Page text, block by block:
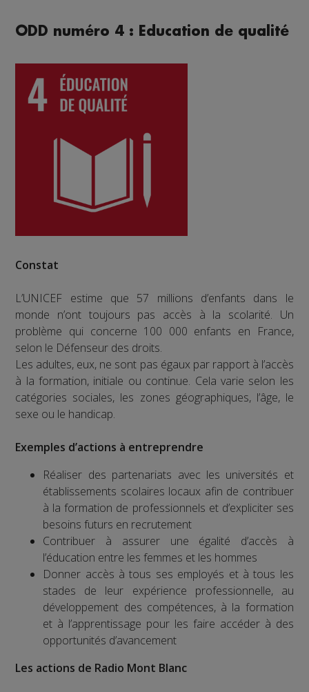
ODD numéro 4 : Education de qualité
Constat
L’UNICEF estime que 57 millions d’enfants dans le
monde n’ont toujours pas accès à la scolarité. Un
problème qui concerne 100 000 enfants en France,
selon le Défenseur des droits.
Les adultes, eux, ne sont pas égaux par rapport à l’accès
à la formation, initiale ou continue. Cela varie selon les
catégories sociales, les zones géographiques, l’âge, le
sexe ou le handicap.
Exemples d’actions à entreprendre
Réaliser des partenariats avec les universités et
établissements scolaires locaux afin de contribuer
à la formation de professionnels et d’expliciter ses
besoins futurs en recrutement
Contribuer à assurer une égalité d’accès à
l’éducation entre les femmes et les hommes
Donner accès à tous ses employés et à tous les
stades de leur expérience professionnelle, au
développement des compétences, à la formation
et à l’apprentissage pour les faire accéder à des
opportunités d’avancement
Les actions de Radio Mont Blanc